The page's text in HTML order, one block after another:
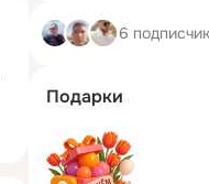
6
Подарки